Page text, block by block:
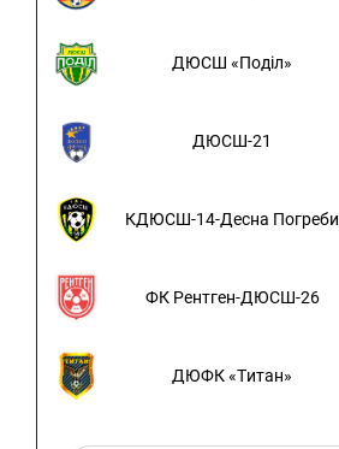
ДЮСШ «Поділ»
ДЮСШ-21
КДЮСШ-14-Десна Погреби
ФК Рентген-ДЮСШ-26
ДЮФК «Титан»